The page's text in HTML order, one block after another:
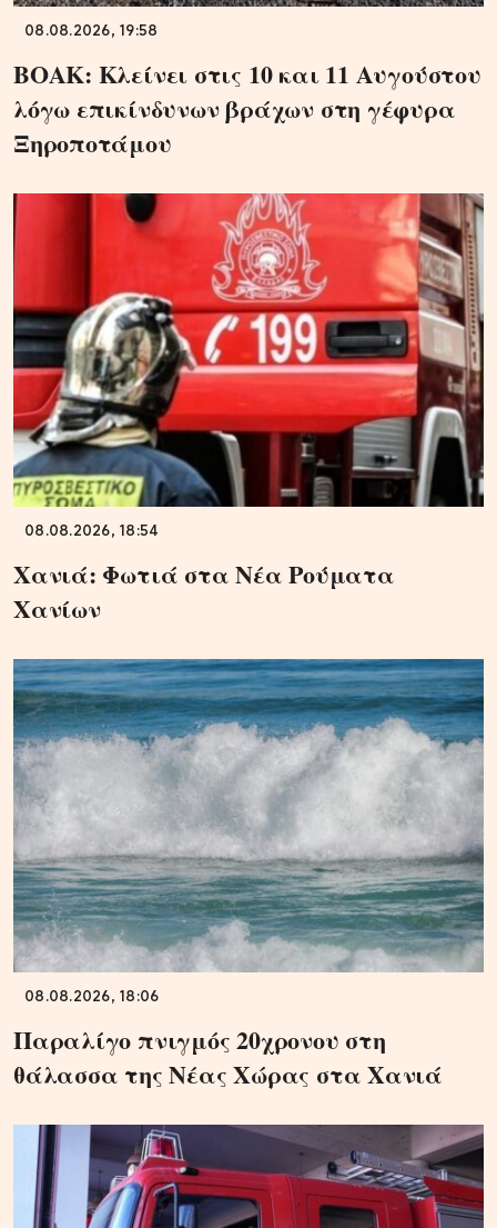
08.08.2026, 19:58
ΒΟΑΚ: Κλείνει στις 10 και 11 Αυγούστου
λόγω επικίνδυνων βράχων στη γέφυρα
Ξηροποτάμου
08.08.2026, 18:54
Χανιά: Φωτιά στα Νέα Ρούματα
Χανίων
08.08.2026, 18:06
Παραλίγο πνιγμός 20χρονου στη
θάλασσα της Νέας Χώρας στα Χανιά